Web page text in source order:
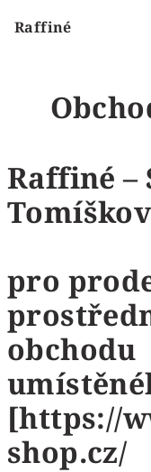
Raffiné
Raffiné –
pro
obchodu
[https://
shop.cz/